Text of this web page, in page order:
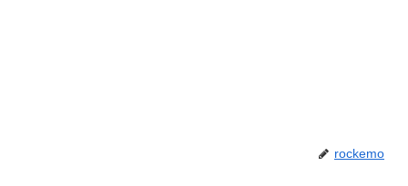
rockemo